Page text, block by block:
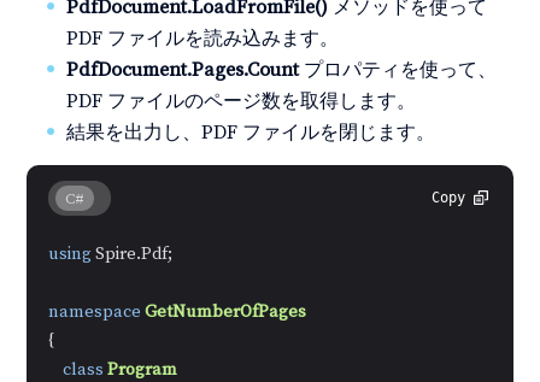
PdfDocument.LoadFromFile() メソッドを使って
PDF ファイルを読み込みます。
PdfDocument.Pages.Countプロパティを使って、
PDF ファイルのページ数を取得します。
結果を出力し、PDF ファイルを閉じます。
C# Copy
using Spire.Pdf;
namespace GetNumberOfPages
{
class Program